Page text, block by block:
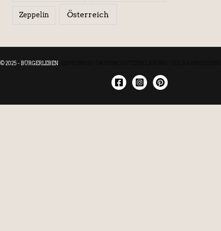
Zeppelin Österreich
© 2025 - BÜRGERLEBEN